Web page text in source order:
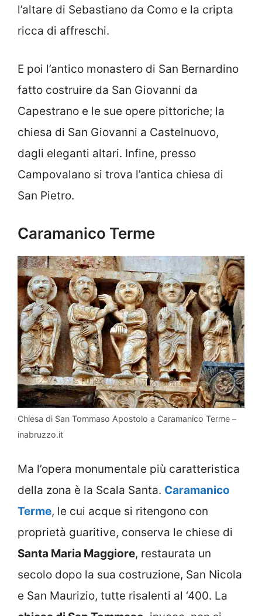
l’altare di Sebastiano da Como e la cripta
ricca di affreschi.
E poi l’antico monastero di San Bernardino
fatto costruire da San Giovanni da
Capestrano e le sue opere pittoriche; la
chiesa di San Giovanni a Castelnuovo,
dagli eleganti altari. Infine, presso
Campovalano si trova l’antica chiesa di
San Pietro.
Caramanico Terme
Chiesa di San Tommaso Apostolo a Caramanico Terme –
inabruzzo.it
Ma l’opera monumentale più caratteristica
della zona è la Scala Santa. Caramanico
Terme, le cui acque si ritengono con
proprietà guaritive, conserva le chiese di
Santa Maria Maggiore, restaurata un
secolo dopo la sua costruzione, San Nicola
e San Maurizio, tutte risalenti al ‘400. La